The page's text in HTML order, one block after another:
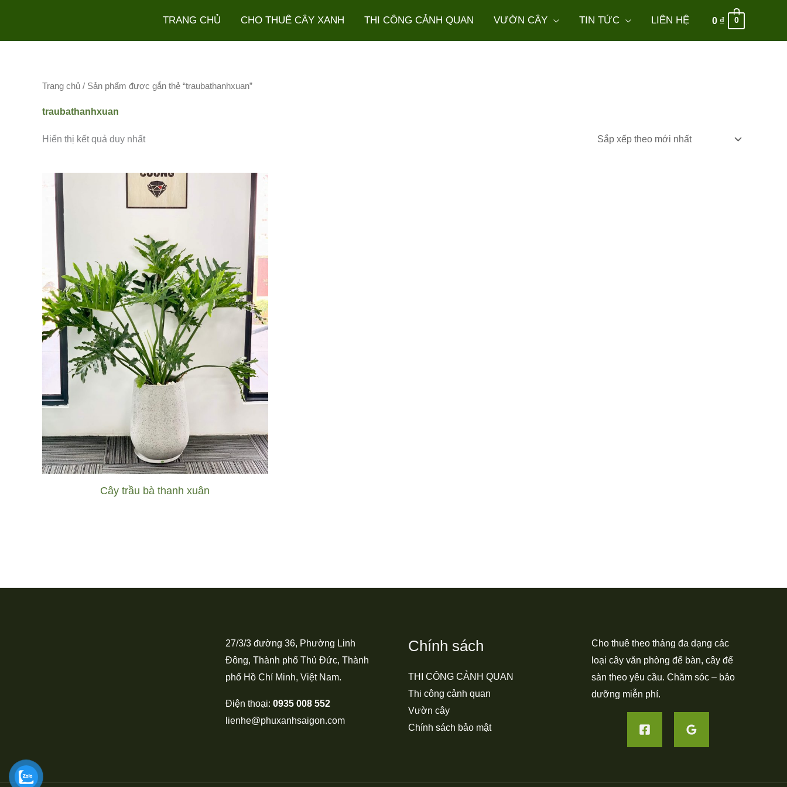
nội
TRANG CHỦ CHO THUÊ CÂY XANH THI CÔNG CẢNH QUAN VƯỜN CÂY TIN TỨC LIÊN HỆ 0 ₫ 0
Trang chủ / Sản phẩm được gắn thẻ “traubathanhxuan”
traubathanhxuan
Hiển thị kết quả duy nhất
Cây trầu bà thanh xuân
27/3/3 đường 36, Phường Linh
Đông, Thành phố Thủ Đức, Thành
phố Hồ Chí Minh, Việt Nam.
Điện thoại: 0935 008 552
lienhe@phuxanhsaigon.com
Chính sách
THI CÔNG CẢNH QUAN
Thi công cảnh quan
Vườn cây
Chính sách bảo mật
Cho thuê theo tháng đa dạng các
loại cây văn phòng để bàn, cây để
sàn theo yêu cầu. Chăm sóc – bảo
dưỡng miễn phí.